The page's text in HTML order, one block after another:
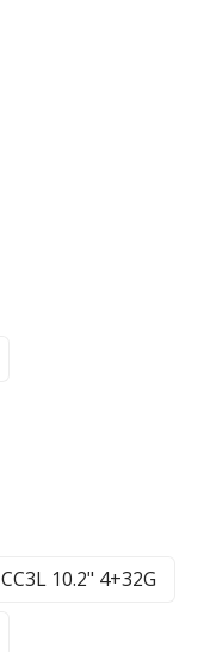
CC3L 10.2" 4+32G